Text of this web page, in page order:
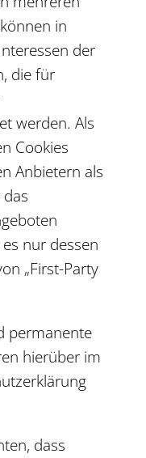
in
der
die für
werden. Als
Cookies
Anbietern als
nur dessen
„First-Party
permanente
hierüber im
dass